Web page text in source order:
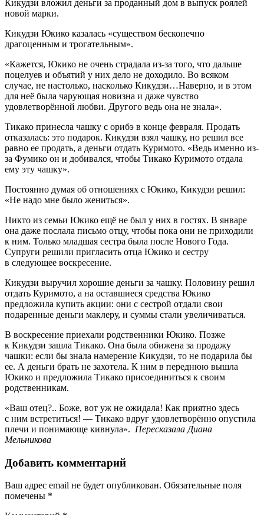
Кикудзи вложил деньги за проданный дом в выпуск роялей
новой марки.
Кикудзи Юкико казалась «существом бесконечно
драгоценным и трогательным».
«Кажется, Юкико не очень страдала из-за того, что дальше
поцелуев и объятий у них дело не доходило. Во всяком
случае, не настолько, насколько Кикудзи…Наверно, и в этом
для неё была чарующая новизна и даже чувство
удовлетворённой любви. Другого ведь она не знала».
Тикако принесла чашку с орибэ в конце февраля. Продать
отказалась: это подарок. Кикудзи взял чашку, но решил все
равно ее продать, а деньги отдать Куримото. «Ведь именно из-
за Фумико он и добивался, чтобы Тикако Куримото отдала
ему эту чашку».
Постоянно думая об отношениях с Юкико, Кикудзи решил:
«Не надо мне было жениться».
Никто из семьи Юкико ещё не был у них в гостях. В январе
она даже послала письмо отцу, чтобы пока они не приходили
к ним. Только младшая сестра была после Нового Года.
Супруги решили пригласить отца Юкико и сестру
в следующее воскресение.
Кикудзи выручил хорошие деньги за чашку. Половину решил
отдать Куримото, а на оставшиеся средства Юкико
предложила купить акции: они с сестрой отдали свои
подаренные деньги маклеру, и суммы стали увеличиваться.
В воскресение приехали родственники Юкико. Позже
к Кикудзи зашла Тикако. Она была обижена за продажу
чашки: если бы знала намерение Кикудзи, то не подарила бы
ее. А деньги брать не захотела. К ним в переднюю вышла
Юкико и предложила Тикако присоединиться к своим
родственникам.
«Ваш отец?.. Боже, вот уж не ожидала! Как приятно здесь
с ним встретиться! — Тикако вдруг удовлетворённо опустила
плечи и понимающе кивнула». Пересказала Диана
Мельникова
Добавить комментарий
Ваш адрес email не будет опубликован. Обязательные поля
помечены *